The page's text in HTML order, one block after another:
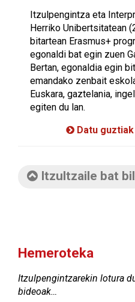
Itzulpengintza eta
Herriko Unibertsitatean
bitartean Erasmus+
egonaldi bat egin zuen
Bertan, egonaldia egin
emandako zenbait
Euskara, gaztelania,
egiten du lan.
Datu
Itzultzaile bat
Hemeroteka
Itzulpengintzarekin lotura
bideoak…